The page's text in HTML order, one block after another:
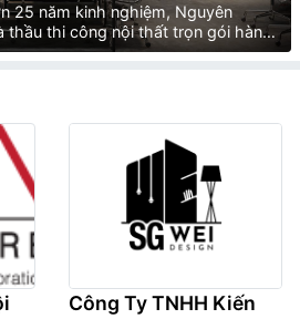
25 năm kinh nghiệm, Nguyên
thầu thi công nội thất trọn gói hàng
MWG, Kingfood Mart, Mega
Công Ty TNHH Kiến